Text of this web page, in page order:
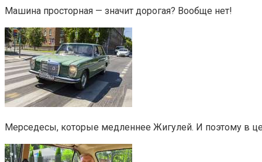
Машина просторная — значит дорогая? Вообще нет!
Мерседесы, которые медленнее Жигулей. И поэтому в